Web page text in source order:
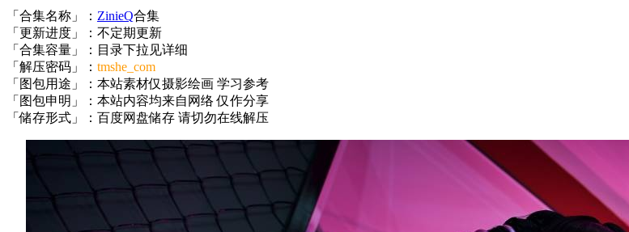
「合集名称」： ZinieQ合集
「更新进度」：不定期更新
「合集容量」：目录下拉见详细
「解压密码」： tmshe_com
「图包用途」：本站素材仅摄影绘画 学习参考
「图包申明」：本站内容均来自网络 仅作分享
「储存形式」：百度网盘储存 请切勿在线解压